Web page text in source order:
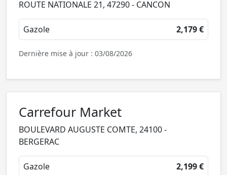
ROUTE NATIONALE 21, 47290 - CANCON
Gazole 2,179 €
Dernière mise à jour : 03/08/2026
Carrefour Market
BOULEVARD AUGUSTE COMTE, 24100 -
BERGERAC
Gazole 2,199 €